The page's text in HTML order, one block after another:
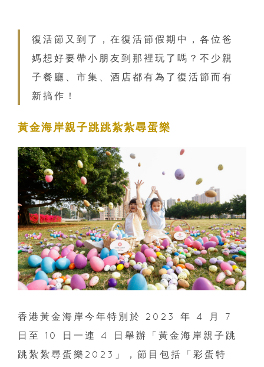
復活節又到了，在復活節假期中，各位爸
媽想好要帶小朋友到那裡玩了嗎？不少親
子餐廳、市集、酒店都有為了復活節而有
新搞作！
黃金海岸親子跳跳紮紮尋蛋樂
香港黃金海岸今年特別於 2023 年 4 月 7
日至 10 日一連 4 日舉辦「黃金海岸親子跳
跳紮紮尋蛋樂2023」，節目包括「彩蛋特